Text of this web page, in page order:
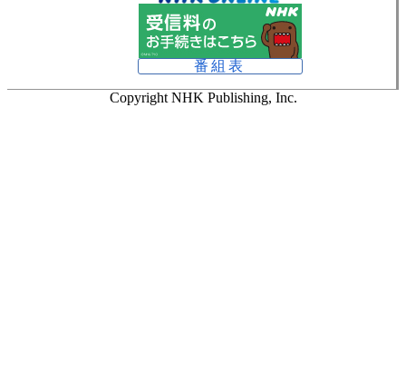
番組表
Copyright NHK Publishing, Inc.